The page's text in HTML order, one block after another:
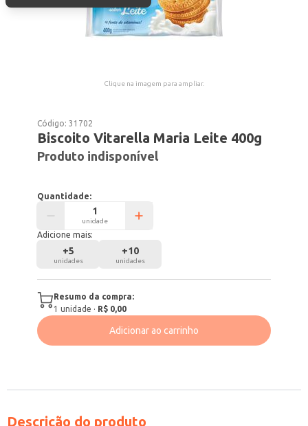
Clique na imagem para ampliar.
Código:31702
Biscoito Vitarella Maria Leite 400g
Produto indisponível
Quantidade:
unidade
Adicione mais:
+5
unidades
+10
unidades
Resumo da compra:
1 unidade · R$ 0,00
Adicionar ao carrinho
Descrição do produto